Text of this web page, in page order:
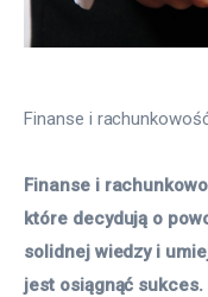
Finanse i
Finanse i
które decydują o
solidnej wiedzy i
jest osiągnąć